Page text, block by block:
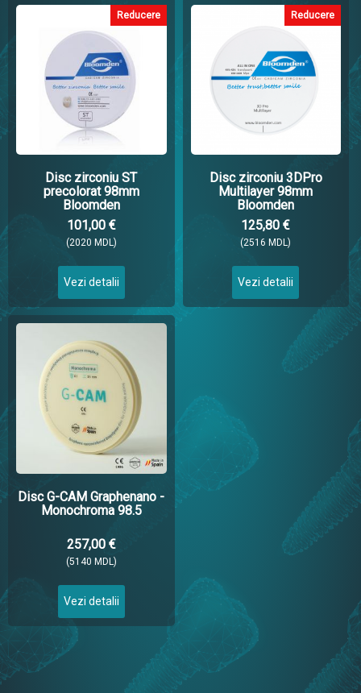
Reducere
Disc zirconiu ST
precolorat 98mm
Bloomden
101,00 €
(2020 MDL)
Vezi detalii
Reducere
Disc zirconiu 3DPro
Multilayer 98mm
Bloomden
125,80 €
(2516 MDL)
Vezi detalii
Disc G-CAM Graphenano -
Monochroma 98.5
257,00 €
(5140 MDL)
Vezi detalii